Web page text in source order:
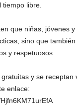
libre.
que niñas, jóvenes
sino que
y respetuosos
y se receptan
enlace: